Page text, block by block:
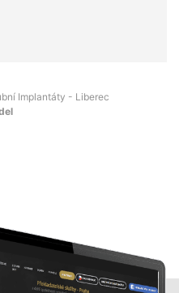
Implantáty - Liberec